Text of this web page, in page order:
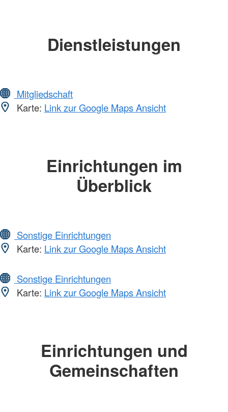
Dienstleistungen
Mitgliedschaft
Karte: Link zur Google Maps Ansicht
Einrichtungen im
Überblick
Sonstige Einrichtungen
Karte: Link zur Google Maps Ansicht
Sonstige Einrichtungen
Karte: Link zur Google Maps Ansicht
Einrichtungen und
Gemeinschaften